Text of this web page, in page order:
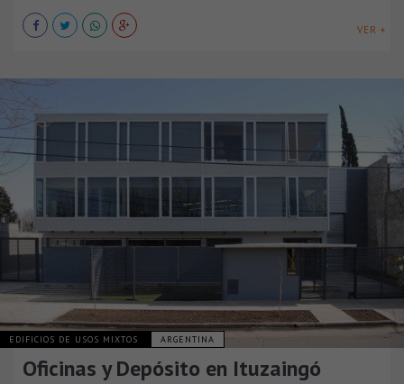
VER +
EDIFICIOS DE USOS MIXTOS ARGENTINA
Oficinas y Depósito en Ituzaingó